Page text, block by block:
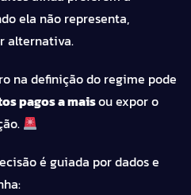
ela não representa,
alternativa.
na definição do regime pode
pagos a maisou expor o
é guiada por dados e